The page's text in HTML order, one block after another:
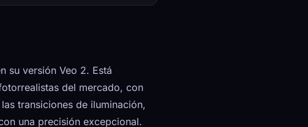
su versión Veo 2. Está
del mercado, con
transiciones de iluminación,
una precisión excepcional.